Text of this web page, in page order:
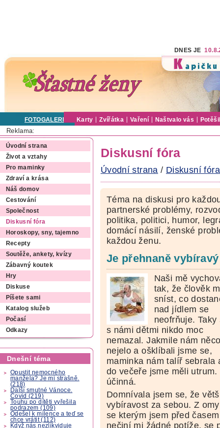
DNES JE
FOTOGALERIE Karty Zvířátka Vaření Naštvalo vás
Reklama:
Úvodní strana
Život a vztahy
Pro maminky
Zdraví a krása
Náš domov
Cestování
Společnost
Diskusní fóra
Horoskopy, sny, tajemno
Recepty
Soutěže, ankety, kvízy
Zábavný koutek
Hry
Diskuse
Píšete sami
Katalog služeb
Počasí
Odkazy
Dnešní téma
Opustit nemocného
manžela? Je mi strašně.
(218)
Další smutné Vánoce.
Covid (219)
Touhu po dítěti vyřešila
podrazem (109)
Odešel k milence a teď se
chce vrátit (112)
Když nás nezlikviduje
Diskusní fóra
Úvodní strana / Diskusní fóra
Téma na diskusi pro
partnerské problémy,
politika, politici, humor,
domácí násilí, ženské
každou ženu.
Je přehnaně
Naši mě
tak, že člověk
sníst, co
nad jídlem se
neofrňuje. Taky
s námi dětmi nikdo moc
nemazal. Jakmile nám
nejelo a ošklíbali jsme se,
maminka nám talíř sebrala
do večeře jsme měli
účinná.
Domnívala jsem se, že
vybíravost za sebou. Z
se kterým jsem před
nečiní mi žádné potíže, se